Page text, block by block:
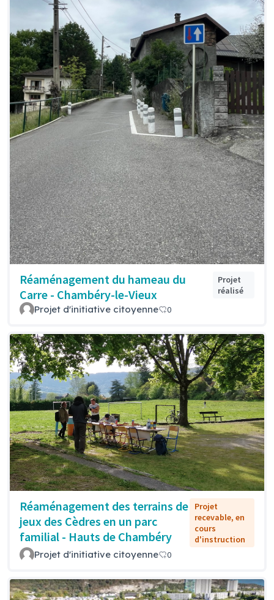
Réaménagement du hameau du
Carre - Chambéry-le-Vieux
Projet
réalisé
Projet d'initiative citoyenne 0
Réaménagement des terrains de
jeux des Cèdres en un parc
familial - Hauts de Chambéry
Projet
recevable, en
cours
d'instruction
Projet d'initiative citoyenne 0